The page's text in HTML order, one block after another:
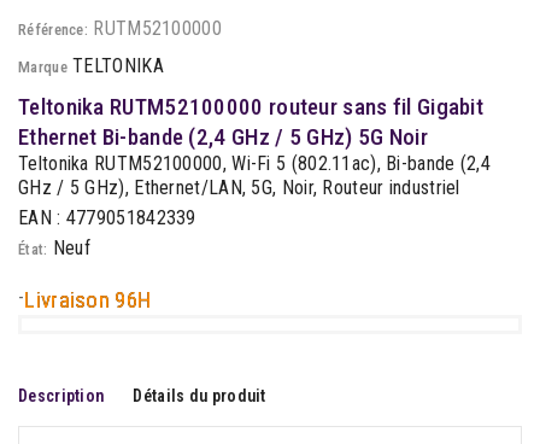
Référence: RUTM52100000
Marque TELTONIKA
Teltonika RUTM52100000 routeur sans fil Gigabit
Ethernet Bi-bande (2,4 GHz / 5 GHz) 5G Noir
Teltonika RUTM52100000, Wi-Fi 5 (802.11ac), Bi-bande (2,4
GHz / 5 GHz), Ethernet/LAN, 5G, Noir, Routeur industriel
EAN : 4779051842339
État: Neuf
-Livraison 96H
Description Détails du produit